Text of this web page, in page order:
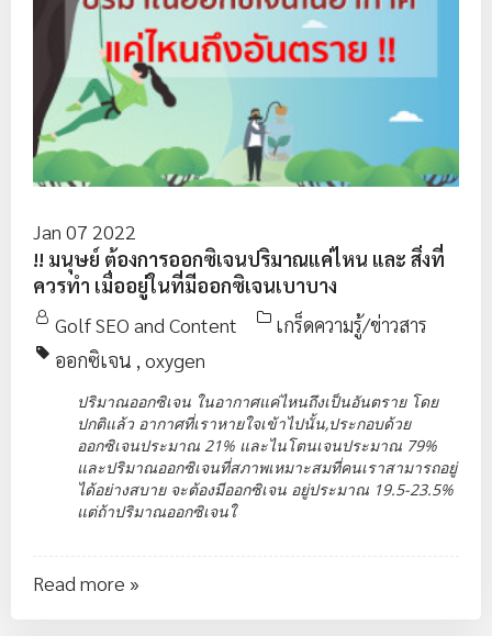
Jan 07 2022
!! มนุษย์ ต้องการออกซิเจนปริมาณแค่ไหน และ สิ่งที่
ควรทำ เมื่ออยู่ในที่มีออกซิเจนเบาบาง
Golf SEO and Content
เกร็ดความรู้/ข่าวสาร
ออกซิเจน , oxygen
ปริมาณออกซิเจน ในอากาศแค่ไหนถึงเป็นอันตราย โดย
ปกติแล้ว อากาศที่เราหายใจเข้าไปนั้น,ประกอบด้วย
ออกซิเจนประมาณ 21% และไนโตนเจนประมาณ 79%
และปริมาณออกซิเจนที่สภาพเหมาะสมที่คนเราสามารถอยู่
ได้อย่างสบาย จะต้องมีออกซิเจน อยู่ประมาณ 19.5-23.5%
แต่ถ้าปริมาณออกซิเจนใ
Read more »